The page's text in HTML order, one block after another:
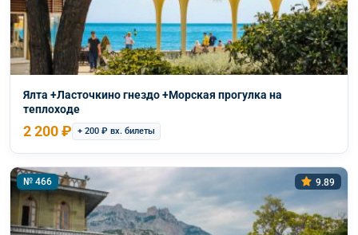
Ялта +Ласточкино гнездо +Морская прогулка на
теплоходе
2 200 ₽ + 200 ₽ вх. билеты
№ 466 9.89